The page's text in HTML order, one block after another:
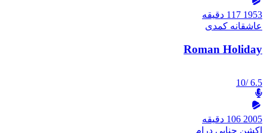
1953 117 دقیقه
عاشقانه کمدی
Roman Holiday
6.5
/10
2005 106 دقیقه
اکشن جنایی درام